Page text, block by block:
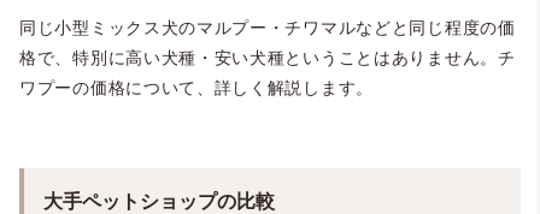
同じ小型ミックス犬のマルプー・チワマルなどと同じ程度の価
格で、特別に高い犬種・安い犬種ということはありません。チ
ワプーの価格について、詳しく解説します。
大手ペットショップの比較